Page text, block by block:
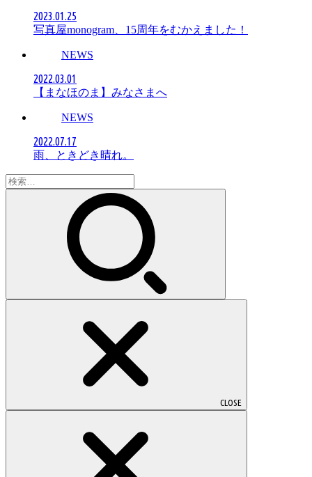
2023.01.25
写真屋monogram、15周年をむかえました！
NEWS
2022.03.01
【まなほのま】みなさまへ
NEWS
2022.07.17
雨、ときどき晴れ。
検
索:
CLOSE